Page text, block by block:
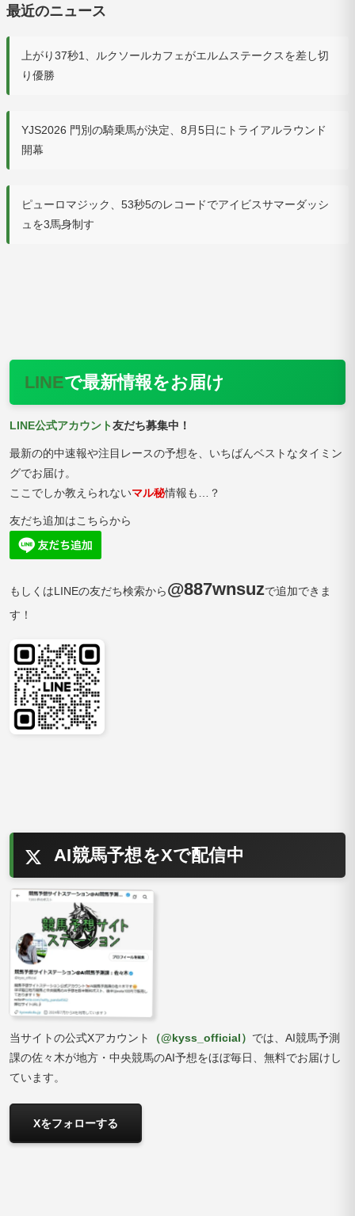
最近のニュース
上がり37秒1、ルクソールカフェがエルムステークスを差し切
り優勝
YJS2026 門別の騎乗馬が決定、8月5日にトライアルラウンド
開幕
ピューロマジック、53秒5のレコードでアイビスサマーダッシ
ュを3馬身制す
LINEで最新情報をお届け
LINE公式アカウント友だち募集中！
最新の的中速報や注目レースの予想を、いちばんベストなタイミン
グでお届け。
ここでしか教えられないマル秘情報も…？
友だち追加はこちらから
もしくはLINEの友だち検索から@887wnsuzで追加できま
す！
AI競馬予想をXで配信中
当サイトの公式Xアカウント （@kyss_official） では、AI競馬予測
課の佐々木が地方・中央競馬のAI予想をほぼ毎日、無料でお届けし
ています。
Xをフォローする